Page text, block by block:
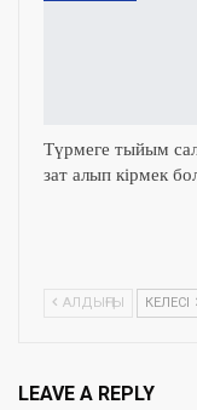
Түрмеге тыйым
зат алып кірмек
АЛДЫҢҒЫ КЕЛЕСІ
LEAVE A REPLY